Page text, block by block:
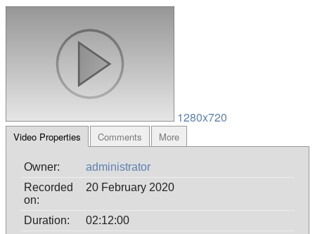
1280x720
Video Properties Comments More
Owner:
administrator
Recorded
on:
20 February 2020
Duration:
02:12:00